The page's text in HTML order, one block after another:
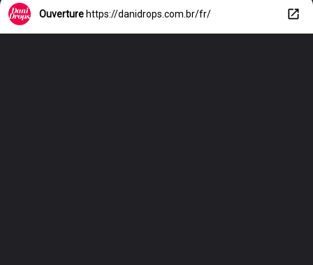
Ouverture https://danidrops.com.br/fr/